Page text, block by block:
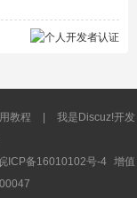
教程
我是Discuz!开发
ICP备16010102号-4 增值